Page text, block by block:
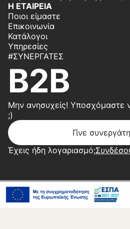
Η ΕΤΑΙΡΕΙΑ
Ποιοι είμαστε
Επικοινωνία
Κατάλογοι
Υπηρεσίες
#ΣΥΝΕΡΓΆΤΕΣ
B2B
Μην ανησυχείς! Υποσχόμαστε
;)
Γίνε
Έχεις ήδη λογαριασμό;
Copyright 2026 © Center